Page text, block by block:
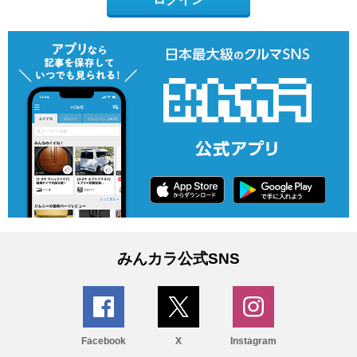
みんカラ公式SNS
Facebook X Instagram